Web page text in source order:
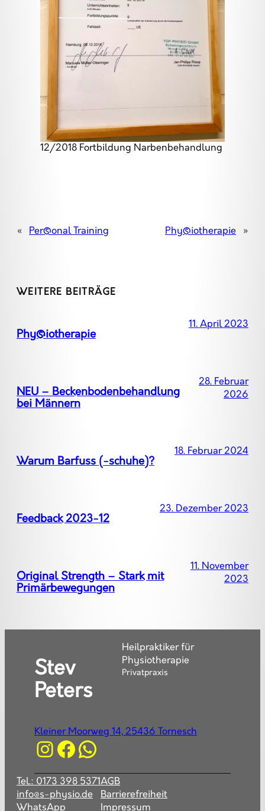
12/2018 Fortbildung Narbenbehandlung
« Perśonal Training Phyśiotherapie »
WEITERE BEITRÄGE
Phyśiotherapie
11. April 2023
NEU – Beckenbodenbehandlung
bei Männern
28. Februar
2026
Warum Barfuss (-schuhe)?
18. Februar 2024
Feedback 2023-12
23. Dezember 2023
Original Strength – Stark mit
Primärbewegungen
11. November
2023
Stev
Peters
Heilpraktiker für
Physiotherapie
Privatpraxis
Kleiner Moorweg 14, 25436 Tornesch
Instagram
Facebook
WhatsApp
Tel.: 0173 398 5371
info@s-physio.de
WhatsApp
AGB
Barrierefreiheit
Impressum